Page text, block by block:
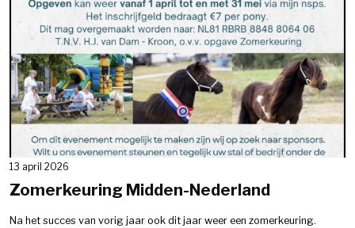
13 april 2026
Zomerkeuring Midden-Nederland
Na het succes van vorig jaar ook dit jaar weer een zomerkeuring.